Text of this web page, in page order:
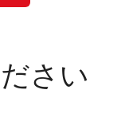
さい